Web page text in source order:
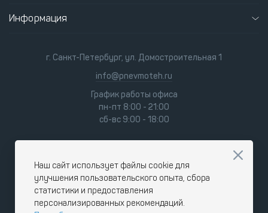
Информация
г. Санкт-Петербург, ул. Домостроительная 1
info@pnevmoteh.ru
График работы офиса
пн-пт 8:00 - 21:00
сб-вс 9:00 - 18:00
Наш сайт использует файлы cookie для
улучшения пользовательского опыта, сбора
статистики и предоставления
персонализированных рекомендаций.